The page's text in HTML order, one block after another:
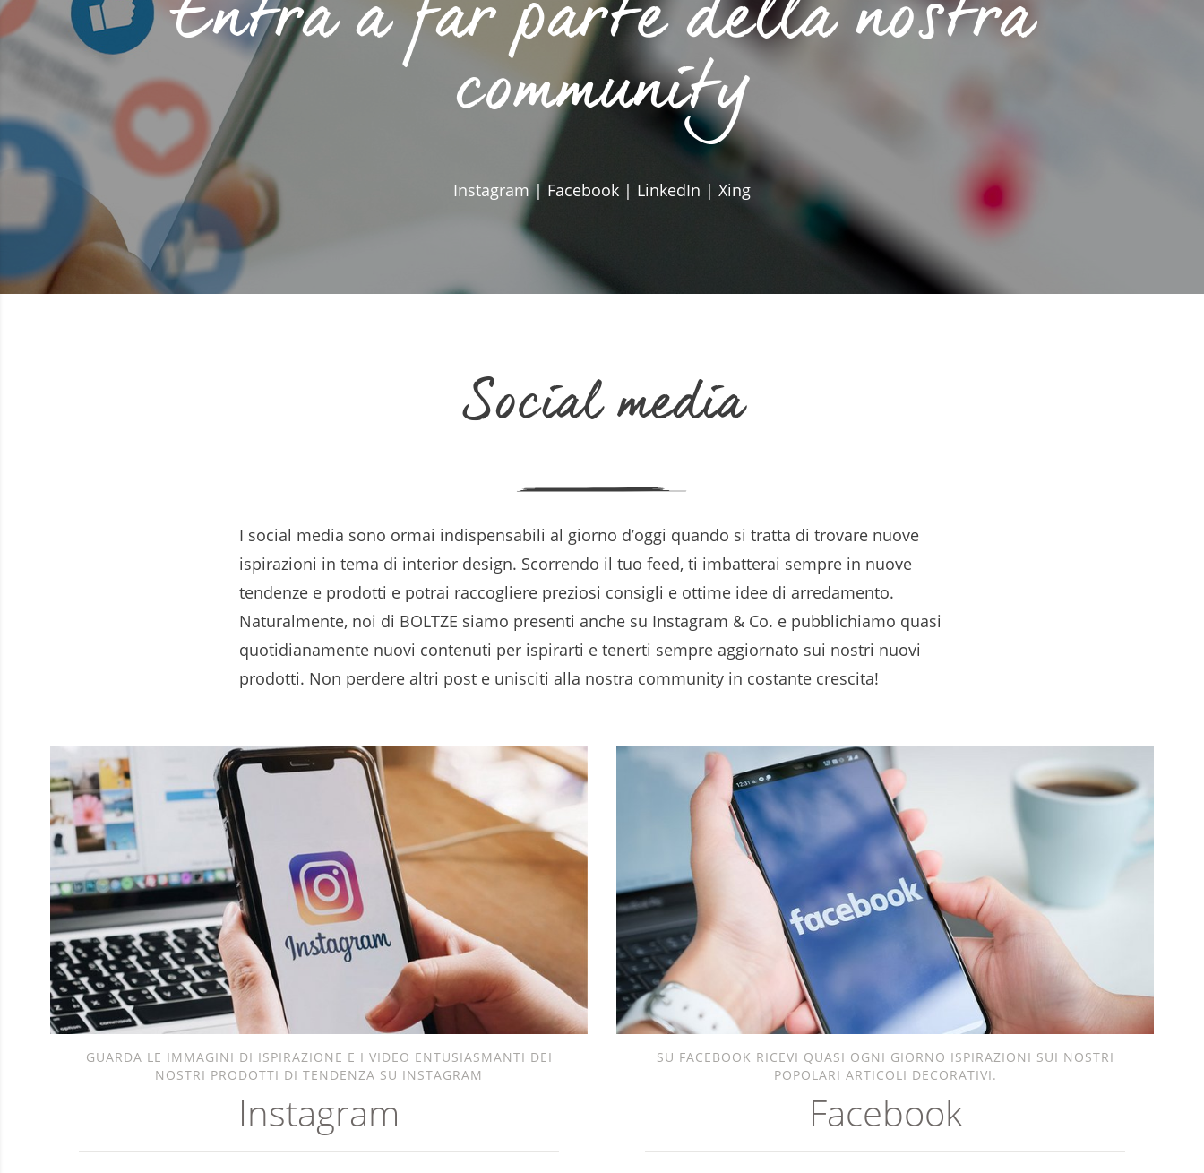
community
Instagram | Facebook | LinkedIn | Xing
Social media
I social media sono ormai indispensabili al giorno d’oggi quando si tratta di trovare nuove
ispirazioni in tema di interior design. Scorrendo il tuo feed, ti imbatterai sempre in nuove
tendenze e prodotti e potrai raccogliere preziosi consigli e ottime idee di arredamento.
Naturalmente, noi di BOLTZE siamo presenti anche su Instagram & Co. e pubblichiamo quasi
quotidianamente nuovi contenuti per ispirarti e tenerti sempre aggiornato sui nostri nuovi
prodotti. Non perdere altri post e unisciti alla nostra community in costante crescita!
GUARDA LE IMMAGINI DI ISPIRAZIONE E I VIDEO ENTUSIASMANTI DEI
NOSTRI PRODOTTI DI TENDENZA SU INSTAGRAM
Instagram
SU FACEBOOK RICEVI QUASI OGNI GIORNO ISPIRAZIONI SUI NOSTRI
POPOLARI ARTICOLI DECORATIVI.
Facebook